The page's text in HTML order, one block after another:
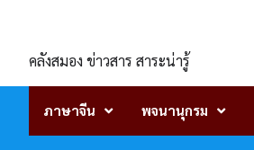
contentคลังสมอง ข่าวสาร สาระน่ารู้
ภาษาจีน พจนานุกรม